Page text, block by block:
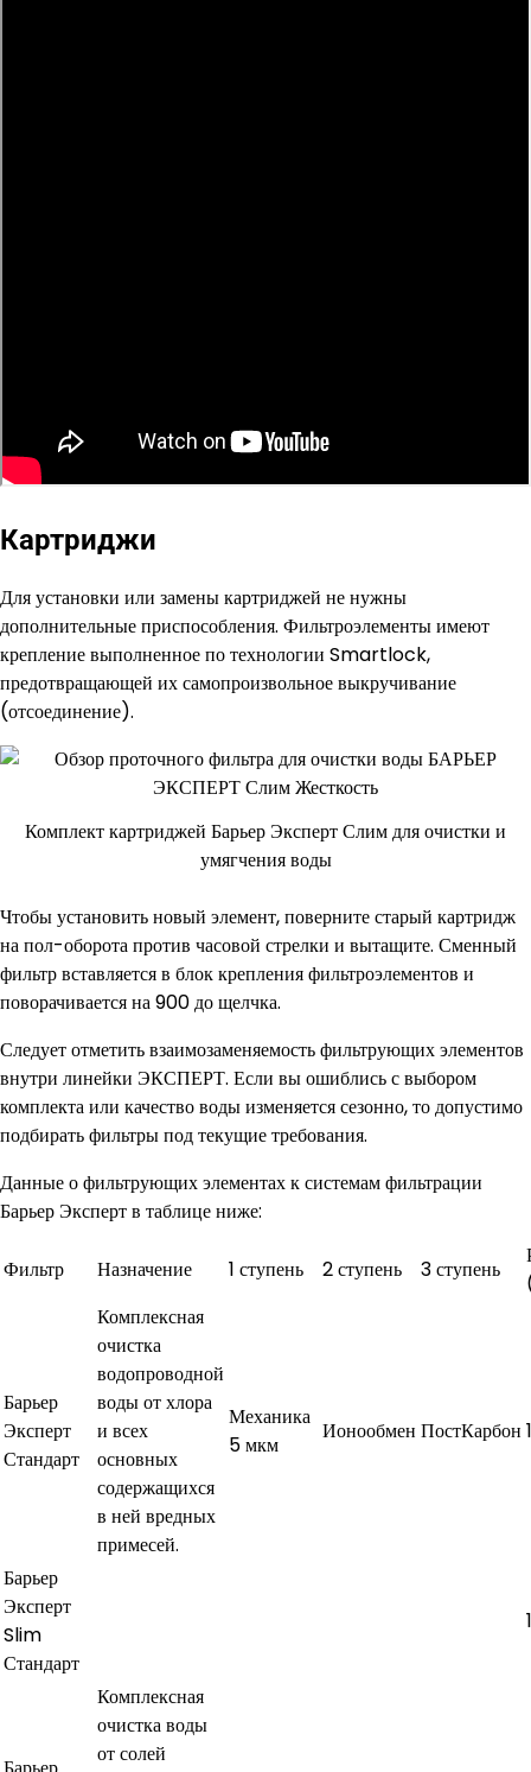
Картриджи
Для установки или замены картриджей не нужны
дополнительные приспособления. Фильтроэлементы имеют
крепление выполненное по технологии Smartlock,
предотвращающей их самопроизвольное выкручивание
(отсоединение).
Комплект картриджей Барьер Эксперт Слим для очистки и
умягчения воды
Чтобы установить новый элемент, поверните старый картридж
на пол-оборота против часовой стрелки и вытащите. Сменный
фильтр вставляется в блок крепления фильтроэлементов и
поворачивается на 900 до щелчка.
Следует отметить взаимозаменяемость фильтрующих элементов
внутри линейки ЭКСПЕРТ. Если вы ошиблись с выбором
комплекта или качество воды изменяется сезонно, то допустимо
подбирать фильтры под текущие требования.
Данные о фильтрующих элементах к системам фильтрации
Барьер Эксперт в таблице ниже:
Фильтр Назначение 1 ступень 2 ступень 3 ступень
Барьер
Эксперт
Стандарт
Комплексная
очистка
водопроводной
воды от хлора
и всех
основных
содержащихся
в ней вредных
примесей.
Механика
5 мкм
Ионообмен ПостКарбон
Барьер
Эксперт
Slim
Стандарт
Комплексная
очистка воды
от солей